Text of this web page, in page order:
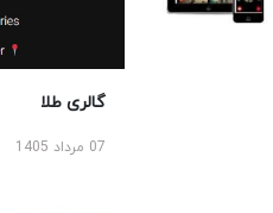
گالری طلا
07 مرداد 1405